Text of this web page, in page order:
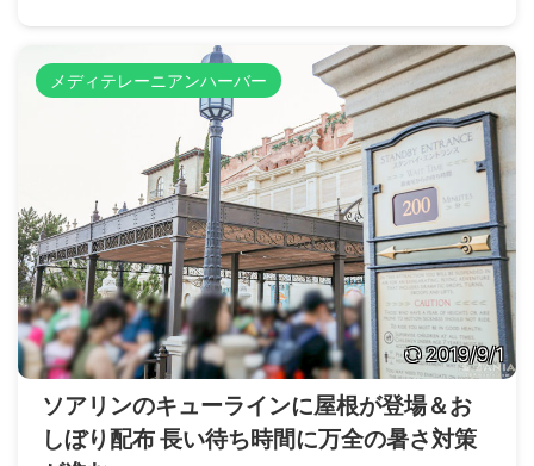
メディテレーニアンハーバー
2019/9/1
ソアリンのキューラインに屋根が登場＆お
しぼり配布 長い待ち時間に万全の暑さ対策